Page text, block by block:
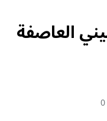
العاصفة
0